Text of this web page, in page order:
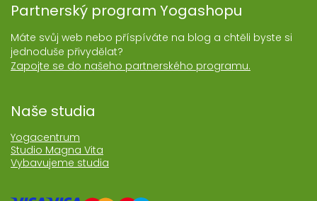
Partnerský program Yogashopu
Máte svůj web nebo příspíváte na blog a chtěli byste si
jednoduše přivydělat?
Zapojte se do našeho partnerského programu.
Naše studia
Yogacentrum
Studio Magna Vita
Vybavujeme studia